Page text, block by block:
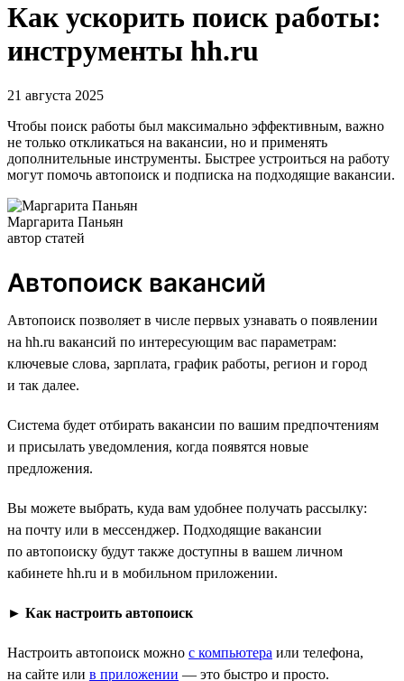
Как ускорить поиск работы:
инструменты hh.ru
21 августа 2025
Чтобы поиск работы был максимально эффективным, важно
не только откликаться на вакансии, но и применять
дополнительные инструменты. Быстрее устроиться на работу
могут помочь автопоиск и подписка на подходящие вакансии.
Маргарита Паньян
автор статей
Автопоиск вакансий
Автопоиск позволяет в числе первых узнавать о появлении
на hh.ru вакансий по интересующим вас параметрам:
ключевые слова, зарплата, график работы, регион и город
и так далее.
Система будет отбирать вакансии по вашим предпочтениям
и присылать уведомления, когда появятся новые
предложения.
Вы можете выбрать, куда вам удобнее получать рассылку:
на почту или в мессенджер. Подходящие вакансии
по автопоиску будут также доступны в вашем личном
кабинете hh.ru и в мобильном приложении.
► Как настроить автопоиск
Настроить автопоиск можно с компьютера или телефона,
на сайте или в приложении — это быстро и просто.